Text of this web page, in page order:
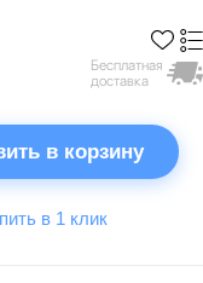
Бесплатная
доставка
в корзину
в 1 клик